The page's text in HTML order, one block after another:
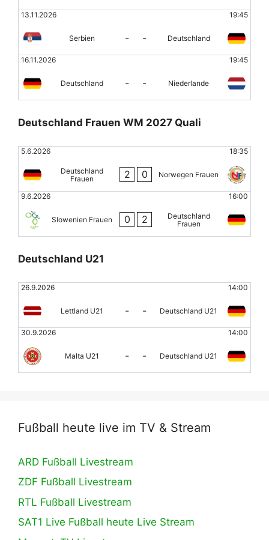
13.11.2026 19:45
Serbien - - Deutschland
16.11.2026 19:45
Deutschland - - Niederlande
Deutschland Frauen WM 2027 Quali
5.6.2026 18:35
Deutschland
Frauen
2 0 Norwegen Frauen
9.6.2026 16:00
Slowenien Frauen 0 2
Deutschland
Frauen
Deutschland U21
26.9.2026 14:00
Lettland U21 - - Deutschland U21
30.9.2026 14:00
Malta U21 - - Deutschland U21
Fußball heute live im TV & Stream
ARD Fußball Livestream
ZDF Fußball Livestream
RTL Fußball Livestream
SAT1 Live Fußball heute Live Stream